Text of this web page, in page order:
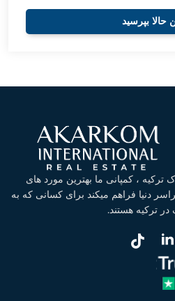
حالا بپرسید
ترکیه ، کمپانی ما بهترین مورد های
دنیا فراهم میکند برای کسانی که به
ترکیه هستند.